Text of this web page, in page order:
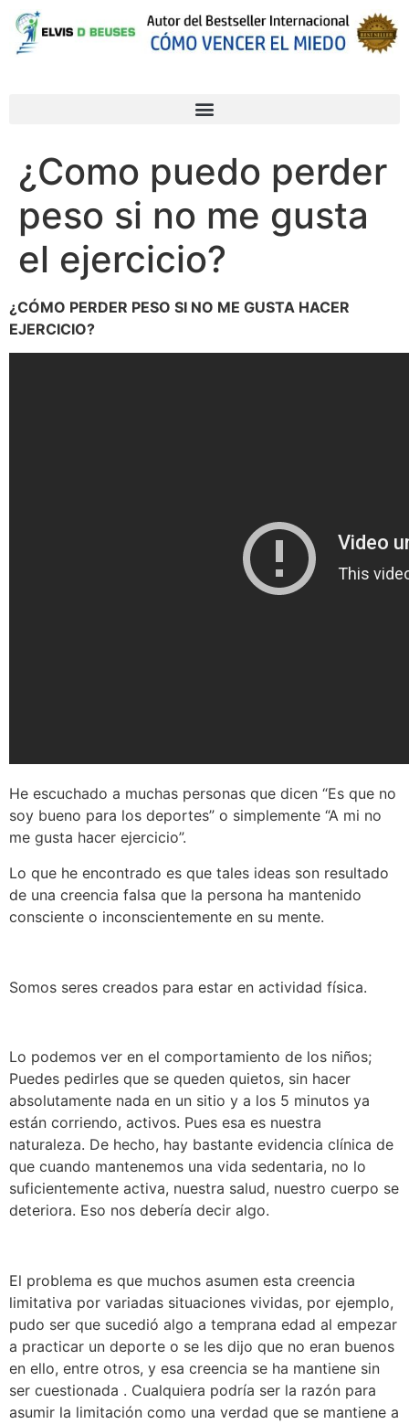
¿Como puedo perder
peso si no me gusta
el ejercicio?
¿CÓMO PERDER PESO SI NO ME GUSTA HACER
EJERCICIO?
He escuchado a muchas personas que dicen “Es que no
soy bueno para los deportes” o simplemente “A mi no
me gusta hacer ejercicio”.
Lo que he encontrado es que tales ideas son resultado
de una creencia falsa que la persona ha mantenido
consciente o inconscientemente en su mente.
Somos seres creados para estar en actividad física.
Lo podemos ver en el comportamiento de los niños;
Puedes pedirles que se queden quietos, sin hacer
absolutamente nada en un sitio y a los 5 minutos ya
están corriendo, activos. Pues esa es nuestra
naturaleza. De hecho, hay bastante evidencia clínica de
que cuando mantenemos una vida sedentaria, no lo
suficientemente activa, nuestra salud, nuestro cuerpo se
deteriora. Eso nos debería decir algo.
El problema es que muchos asumen esta creencia
limitativa por variadas situaciones vividas, por ejemplo,
pudo ser que sucedió algo a temprana edad al empezar
a practicar un deporte o se les dijo que no eran buenos
en ello, entre otros, y esa creencia se ha mantiene sin
ser cuestionada . Cualquiera podría ser la razón para
asumir la limitación como una verdad que se mantiene a